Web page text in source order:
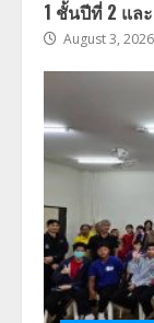
1 ชั้นปีที่ 2 แล
August 3, 2026